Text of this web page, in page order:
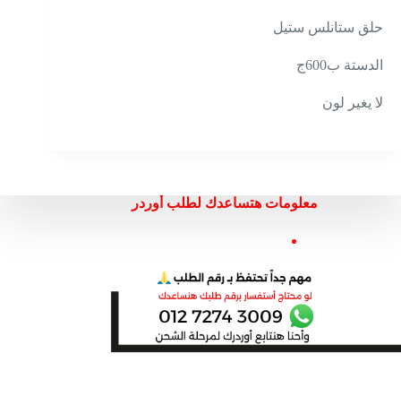
حلق ستانلس ستيل
الدستة ب600ج
لا يغير لون
معلومات هتساعدك لطلب أوردر